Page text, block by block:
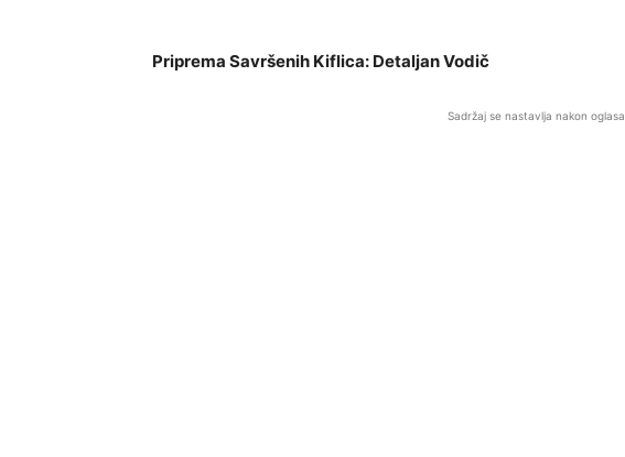
Priprema Savršenih Kiflica: Detaljan Vodič
Sadržaj se nastavlja nakon oglasa